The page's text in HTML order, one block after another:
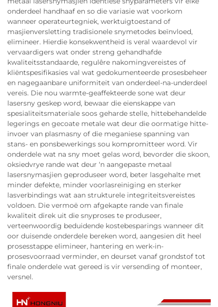
onderdeel handhaaf en so die variasie wat voorkom
wanneer operateurtegniek, werktuigtoestand of
masjienversletting tradisionele snymetodes beïnvloed,
elimineer. Hierdie konsekwentheid is veral waardevol vir
vervaardigers wat onder streng gehandhafde
kwaliteitsstandaarde, regulêre nakomingvereistes of
kliëntspesifikasies val wat gedokumenteerde prosesbeheer
en nagegaanbare uniformiteit van onderdeel-na-underdeel
vereis. Die nou warmte-geaffekteerde sone wat deur
lasersny geskep word, bewaar die eienskappe van
spesialiteitsmateriale soos geharde stelle, hittebehandelde
legerings en gecoate metale wat deur die oormatige hitte-
invoer van plasmasny of die meganiese spanning van
stans- en ponsbewerkings sou kompromitteer word. Vir
onderdele wat na sny moet gelas word, bevorder die skoon,
oksiedvrye rande wat deur ‘n aangepaste metaal
lasersnymasjien geproduseer word, beter lasgehalte met
minder defekte, minder voorlasreiniging en sterker
lasverbindings wat aan strukturele integriteitsvereistes
voldoen. Die vermoë om afgekapte rande van finale
kwaliteit direk uit die snyproses te produseer,
verteenwoordig beduidende kostebesparings wanneer dit
oor duisende onderdele bereken word, aangesien dit heel
prosesstappe elimineer, hantering en werk-in-
prosesvoorraad verminder, en deurset vanaf grondstof tot
finale onderdele wat gereed is vir versending of monteer,
versnel.